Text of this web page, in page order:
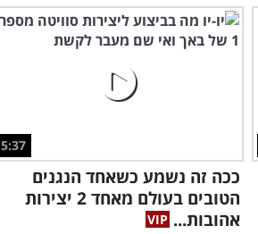
5:37
ככה זה נשמע כשאחד הנגנים
הטובים בעולם מאחד 2 יצירות
אהובות...